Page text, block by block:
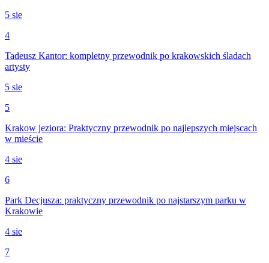
5 sie
4
Tadeusz Kantor: kompletny przewodnik po krakowskich śladach
artysty
5 sie
5
Krakow jeziora: Praktyczny przewodnik po najlepszych miejscach
w mieście
4 sie
6
Park Decjusza: praktyczny przewodnik po najstarszym parku w
Krakowie
4 sie
7